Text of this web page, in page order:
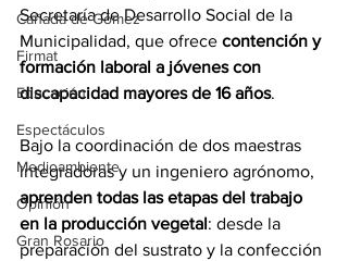
Cañada de Gómez
Firmat
Educación
Espectáculos
Medioambiente
Opinión
Gran Rosario
Secretaría de Desarrollo Social de la
Municipalidad, que ofrece contención y
formación laboral a jóvenes con
discapacidad mayores de 16 años.
Bajo la coordinación de dos maestras
integradoras y un ingeniero agrónomo,
aprenden todas las etapas del trabajo
en la producción vegetal: desde la
preparación del sustrato y la confección